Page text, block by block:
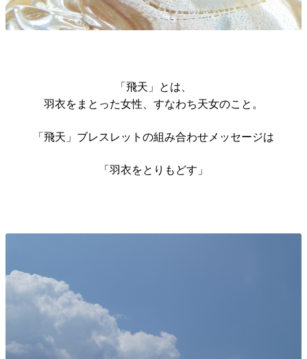
「飛天」とは、
羽衣をまとった女性、すなわち天女のこと。
「飛天」ブレスレットの組み合わせメッセージは
「羽衣をとりもどす」